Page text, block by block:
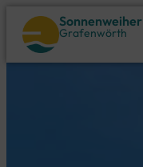
Sonnenweiher
Grafenwörth